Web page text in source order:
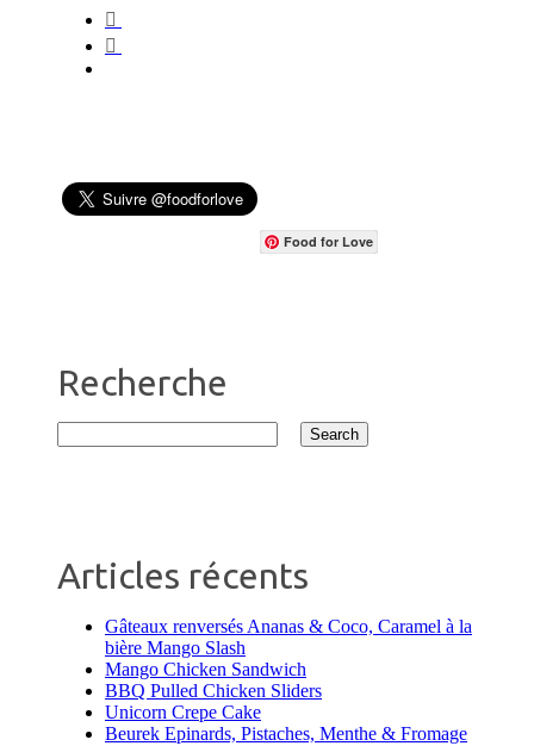
Food for Love
Recherche
Articles récents
Gâteaux renversés Ananas & Coco, Caramel à la
bière Mango Slash
Mango Chicken Sandwich
BBQ Pulled Chicken Sliders
Unicorn Crepe Cake
Beurek Epinards, Pistaches, Menthe & Fromage